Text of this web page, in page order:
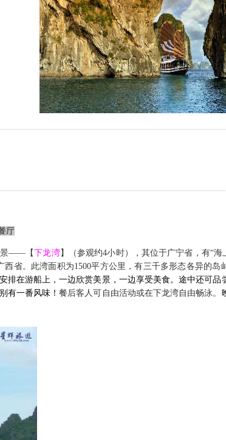
厅
景—— 【下龙湾】（参观约4小时）
，其位于广宁省，有“海
省。 此湾面积为1500平方公里，有三千多形态各异的岛
安排在游船上 ，一边欣赏美景， 一边享受美食 。途中还可品
别有一番风味！餐后客人可自由活动或在下龙湾自由畅泳 。